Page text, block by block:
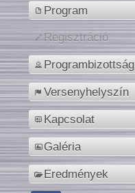
Program
Regisztráció
Programbizottság
Versenyhelyszín
Kapcsolat
Galéria
Eredmények